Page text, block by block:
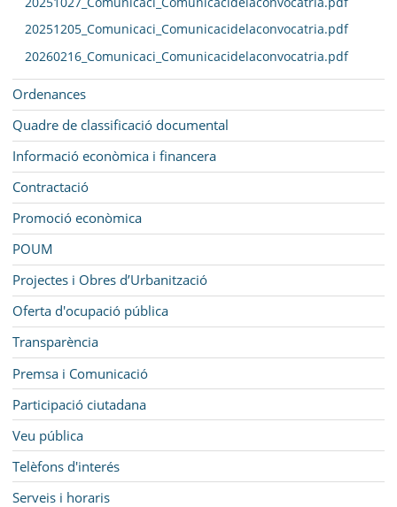
20251205_Comunicaci_Comunicacidelaconvocatria.pdf
20260216_Comunicaci_Comunicacidelaconvocatria.pdf
Ordenances
Quadre de classificació documental
Informació econòmica i financera
Contractació
Promoció econòmica
POUM
Projectes i Obres d’Urbanització
Oferta d'ocupació pública
Transparència
Premsa i Comunicació
Participació ciutadana
Veu pública
Telèfons d'interés
Serveis i horaris